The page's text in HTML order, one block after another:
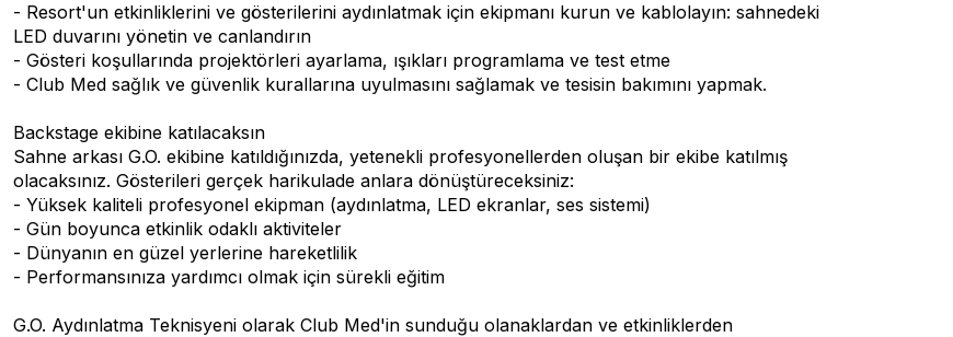
- Resort'un etkinliklerini ve gösterilerini aydınlatmak için ekipmanı kurun ve kablolayın: sahnedeki
LED duvarını yönetin ve canlandırın
- Gösteri koşullarında projektörleri ayarlama, ışıkları programlama ve test etme
- Club Med sağlık ve güvenlik kurallarına uyulmasını sağlamak ve tesisin bakımını yapmak.
Backstage ekibine katılacaksın
Sahne arkası G.O. ekibine katıldığınızda, yetenekli profesyonellerden oluşan bir ekibe katılmış
olacaksınız. Gösterileri gerçek harikulade anlara dönüştüreceksiniz:
- Yüksek kaliteli profesyonel ekipman (aydınlatma, LED ekranlar, ses sistemi)
- Gün boyunca etkinlik odaklı aktiviteler
- Dünyanın en güzel yerlerine hareketlilik
- Performansınıza yardımcı olmak için sürekli eğitim
G.O. Aydınlatma Teknisyeni olarak Club Med'in sunduğu olanaklardan ve etkinliklerden